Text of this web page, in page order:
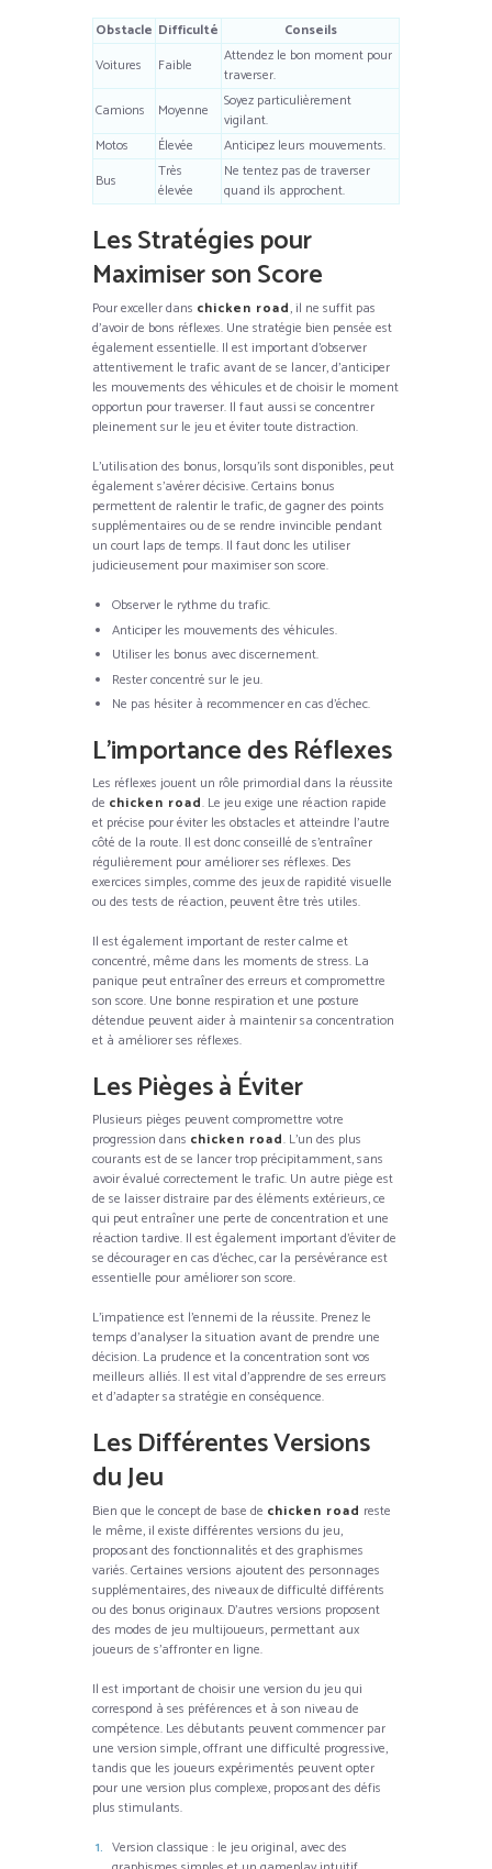
Obstacle Difficulté
Conseils
Voitures
Faible
Attendez le bon moment pour
traverser.
Camions
Moyenne
Soyez particulièrement
vigilant.
Motos
Élevée
Anticipez leurs mouvements.
Bus
Très
élevée
Ne tentez pas de traverser
quand ils approchent.
Les Stratégies pour
Maximiser son Score
Pour exceller dans chicken road, il ne suffit pas
d’avoir de bons réflexes. Une stratégie bien pensée est
également essentielle. Il est important d’observer
attentivement le trafic avant de se lancer, d’anticiper
les mouvements des véhicules et de choisir le moment
opportun pour traverser. Il faut aussi se concentrer
pleinement sur le jeu et éviter toute distraction.
L’utilisation des bonus, lorsqu’ils sont disponibles, peut
également s’avérer décisive. Certains bonus
permettent de ralentir le trafic, de gagner des points
supplémentaires ou de se rendre invincible pendant
un court laps de temps. Il faut donc les utiliser
judicieusement pour maximiser son score.
Observer le rythme du trafic.
Anticiper les mouvements des véhicules.
Utiliser les bonus avec discernement.
Rester concentré sur le jeu.
Ne pas hésiter à recommencer en cas d’échec.
L’importance des Réflexes
Les réflexes jouent un rôle primordial dans la réussite
de chicken road. Le jeu exige une réaction rapide
et précise pour éviter les obstacles et atteindre l’autre
côté de la route. Il est donc conseillé de s’entraîner
régulièrement pour améliorer ses réflexes. Des
exercices simples, comme des jeux de rapidité visuelle
ou des tests de réaction, peuvent être très utiles.
Il est également important de rester calme et
concentré, même dans les moments de stress. La
panique peut entraîner des erreurs et compromettre
son score. Une bonne respiration et une posture
détendue peuvent aider à maintenir sa concentration
et à améliorer ses réflexes.
Les Pièges à Éviter
Plusieurs pièges peuvent compromettre votre
progression dans chicken road. L’un des plus
courants est de se lancer trop précipitamment, sans
avoir évalué correctement le trafic. Un autre piège est
de se laisser distraire par des éléments extérieurs, ce
qui peut entraîner une perte de concentration et une
réaction tardive. Il est également important d’éviter de
se décourager en cas d’échec, car la persévérance est
essentielle pour améliorer son score.
L’impatience est l’ennemi de la réussite. Prenez le
temps d’analyser la situation avant de prendre une
décision. La prudence et la concentration sont vos
meilleurs alliés. Il est vital d’apprendre de ses erreurs
et d’adapter sa stratégie en conséquence.
Les Différentes Versions
du Jeu
Bien que le concept de base de chicken road reste
le même, il existe différentes versions du jeu,
proposant des fonctionnalités et des graphismes
variés. Certaines versions ajoutent des personnages
supplémentaires, des niveaux de difficulté différents
ou des bonus originaux. D’autres versions proposent
des modes de jeu multijoueurs, permettant aux
joueurs de s’affronter en ligne.
Il est important de choisir une version du jeu qui
correspond à ses préférences et à son niveau de
compétence. Les débutants peuvent commencer par
une version simple, offrant une difficulté progressive,
tandis que les joueurs expérimentés peuvent opter
pour une version plus complexe, proposant des défis
plus stimulants.
Version classique : le jeu original, avec des